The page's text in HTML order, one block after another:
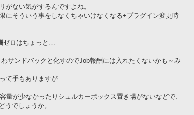
ない気がするんですよね。
にそういう事をしなくちゃいけなくなる+プラグイン変更時
ゼロはちょっと…
サンドバックと化すのでJob報酬には入れたくないかも～み
て手もありますが
が少なかったりシュルカーボックス置き場がないなどで、
うでしょうか。